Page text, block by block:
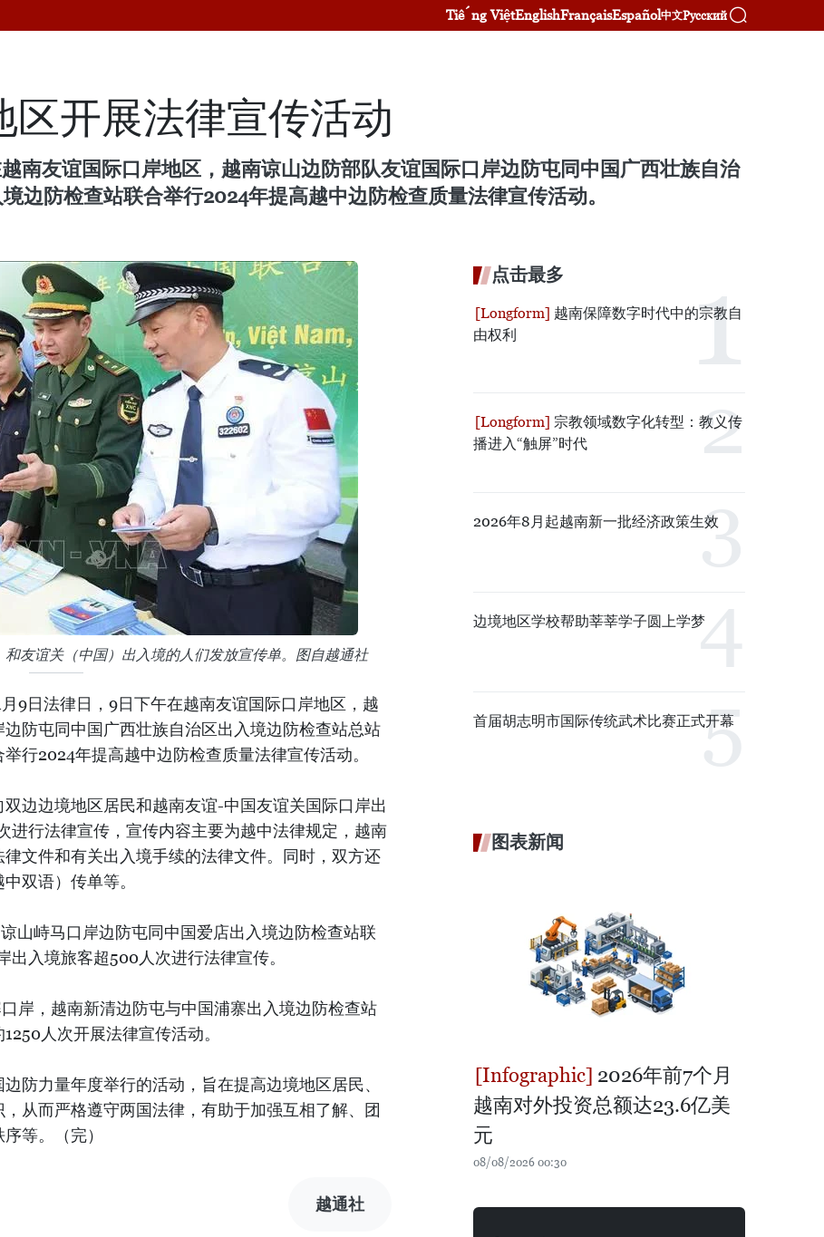
Tiếng ViệtEnglishFrançaisEspañol中文Русский
区开展法律宣传活动
南友谊国际口岸地区，越南谅山边防部队友谊国际口岸边防屯同中国广西壮族自治
边防检查站联合举行2024年提高越中边防检查质量法律宣传活动。
友谊关（中国）出入境的人们发放宣传单。图自越通社
9日法律日，9日下午在越南友谊国际口岸地区，越
防屯同中国广西壮族自治区出入境边防检查站总站
行2024年提高越中边防检查质量法律宣传活动。
边边境地区居民和越南友谊-中国友谊关国际口岸出
进行法律宣传，宣传内容主要为越中法律规定，越南
文件和有关出入境手续的法律文件。同时，双方还
双语）传单等。
山峙马口岸边防屯同中国爱店出入境边防检查站联
入境旅客超500人次进行法律宣传。
岸，越南新清边防屯与中国浦寨出入境边防检查站
人次开展法律宣传活动。
防力量年度举行的活动，旨在提高边境地区居民、
从而严格遵守两国法律，有助于加强互相了解、团
等。（完）
越通社
点击最多
越南保障数字时代中的宗教自
由权利
宗教领域数字化转型：教义传
播进入“触屏”时代
2026年8月起越南新一批经济政策生效
边境地区学校帮助莘莘学子圆上学梦
首届胡志明市国际传统武术比赛正式开幕
图表新闻
2026年前7个月
越南对外投资总额达23.6亿美
元
08/08/2026 00:30